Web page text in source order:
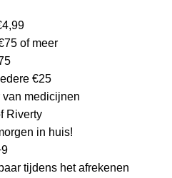
of meer
€25
medicijnen
Riverty
in huis!
tijdens het afrekenen